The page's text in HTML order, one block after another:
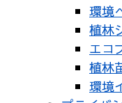
環境
植林
エコ
植林
環境